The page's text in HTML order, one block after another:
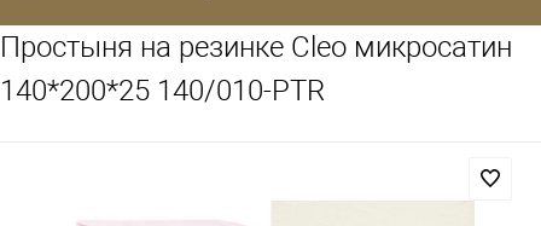
Простыня на резинке Cleo микросатин
140*200*25 140/010-PTR